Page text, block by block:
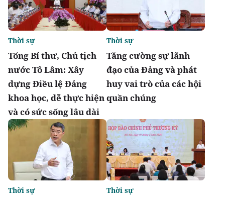
Tổng Bí thư, Chủ tịch
nước Tô Lâm: Xây
dựng Điều lệ Đảng
khoa học, dễ thực hiện
và có sức sống lâu dài
Thời sự
Tăng cường sự lãnh
đạo của Đảng và phát
huy vai trò của các hội
quần chúng
Thời sự
Thời sự Thời sự